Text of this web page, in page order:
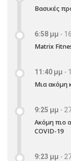
Βασικές
6:58 μμ -
Matrix
11:40 μμ -
Μια ακόμη
9:25 μμ -
Ακόμη πιο
COVID-19
9:23 μμ -